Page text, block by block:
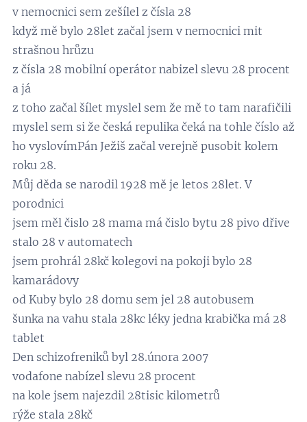
v nemocnici sem zešílel z čísla 28
když mě bylo 28let začal jsem v nemocnici mit
strašnou hrůzu
z čísla 28 mobilní operátor nabizel slevu 28 procent
a já
z toho začal šílet myslel sem že mě to tam narafičili
myslel sem si že česká repulika čeká na tohle číslo až
ho vyslovímPán Ježiš začal verejně pusobit kolem
roku 28.
Můj děda se narodil 1928 mě je letos 28let. V
porodnici
jsem měl čislo 28 mama má čislo bytu 28 pivo dřive
stalo 28 v automatech
jsem prohrál 28kč kolegovi na pokoji bylo 28
kamarádovy
od Kuby bylo 28 domu sem jel 28 autobusem
šunka na vahu stala 28kc léky jedna krabička má 28
tablet
Den schizofreniků byl 28.února 2007
vodafone nabízel slevu 28 procent
na kole jsem najezdil 28tisic kilometrů
rýže stala 28kč